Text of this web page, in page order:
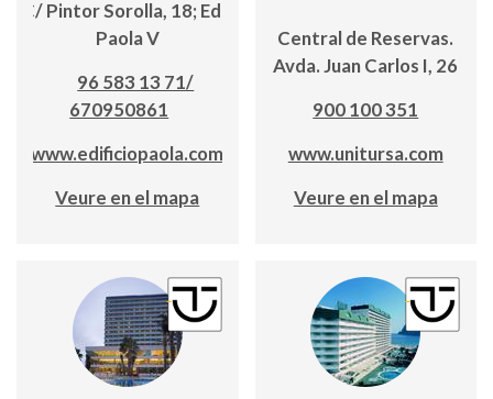
C/ Pintor Sorolla, 18; Edf.
Paola V
96 583 13 71/
670950861
www.edificiopaola.com
Veure en el mapa
Central de Reservas.
Avda. Juan Carlos I, 26
900 100 351
www.unitursa.com
Veure en el mapa